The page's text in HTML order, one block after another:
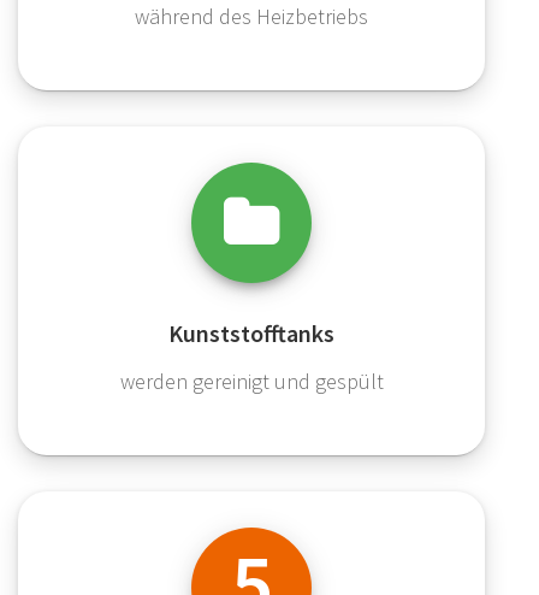
während des Heizbetriebs
Kunststofftanks
werden gereinigt und gespült